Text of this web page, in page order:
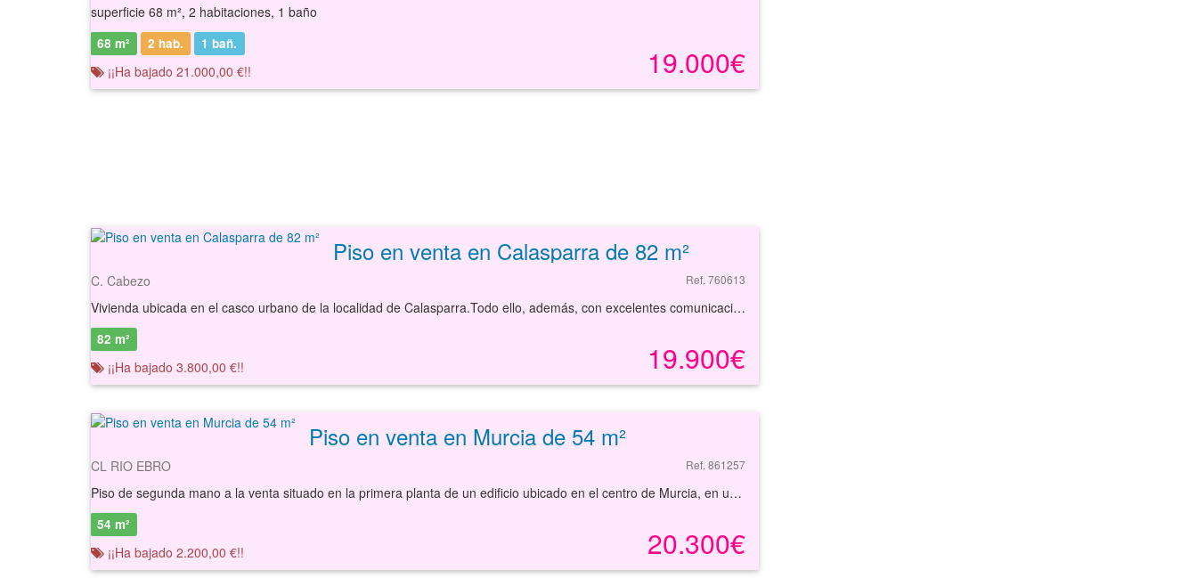
superficie 68 m², 2 habitaciones, 1 baño
19.000€
68 m² 2 hab. 1 bañ.
¡¡Ha bajado 21.000,00 €!!
Piso en venta en Calasparra de 82 m²
C. Cabezo Ref. 760613
Vivienda ubicada en el casco urbano de la localidad de Calasparra.Todo ello, además, con excelentes comunicaciones por carreteras.Solicite más información sin ningún tipo de compromiso.
19.900€
82 m²
¡¡Ha bajado 3.800,00 €!!
Piso en venta en Murcia de 54 m²
CL RIO EBRO Ref. 861257
Piso de segunda mano a la venta situado en la primera planta de un edificio ubicado en el centro de Murcia, en un barrio conocido de la zona, concretamente en la calle Río Ebro. Dicha vivienda dispone de una superficie construida de 54,39 m², distribuidos en varias dependencias. Entre ellas destaca una pequeña terraza, habitaciones, cocina, baño y salón. Se encuentra en una zona tranquila, aunque muy próxima a todo tipo de servicios. Presenta buenos accesos por carretera y buenas comunicaciones. Si quiere más información no dude en ponerse en contacto con nosotros a través de cualquiera de nuestras vías de comunicación. Estaremos encantados de atenderle.
20.300€
54 m²
¡¡Ha bajado 2.200,00 €!!